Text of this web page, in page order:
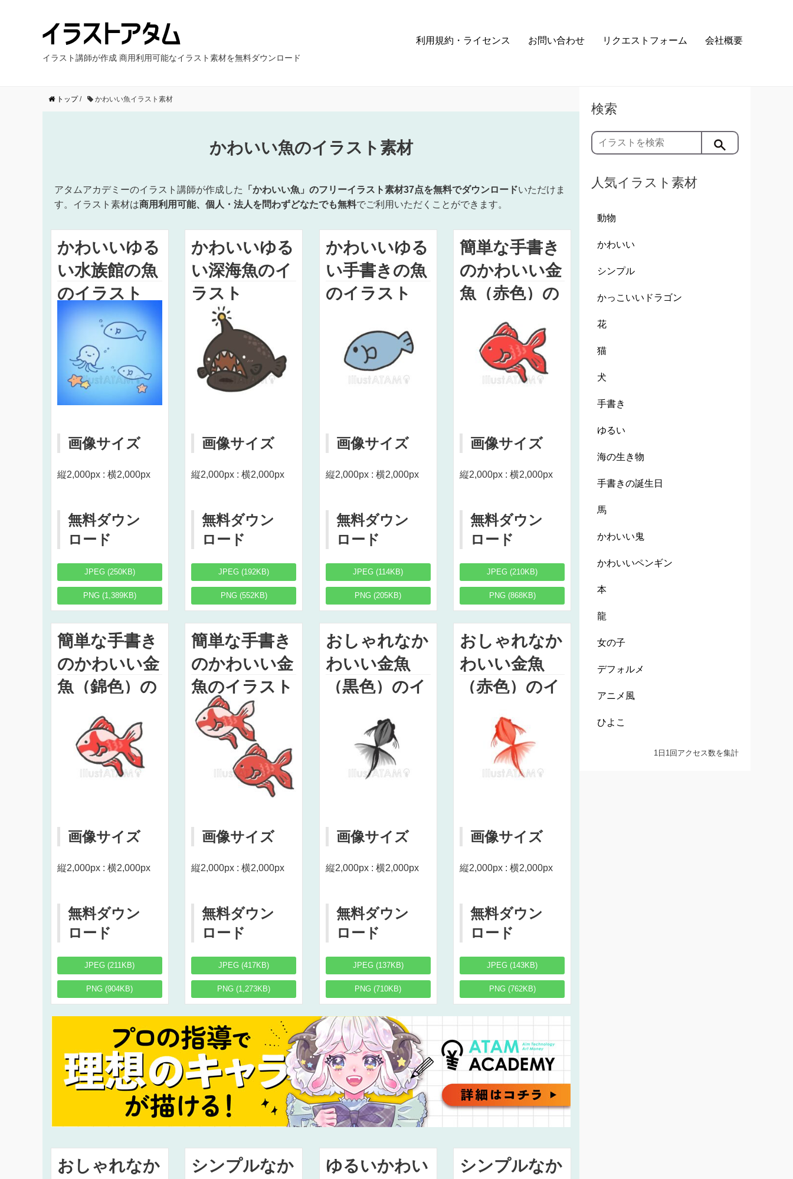
イラスト講師が作成 商用利用可能なイラスト素材を無料ダウンロード
利用規約・ライセンス お問い合わせ リクエストフォーム 会社概要
トップ/ かわいい魚イラスト素材
かわいい魚のイラスト素材
アタムアカデミーのイラスト講師が作成した 「かわいい魚」のフリーイラスト素材37点を無料でダウンロードいただけま
す。イラスト素材は商用利用可能、個人・法人を問わずどなたでも無料でご利用いただくことができます。
かわいいゆる
い水族館の魚
のイラスト
画像サイズ
縦2,000px : 横2,000px
無料ダウン
ロード
JPEG (250KB)
PNG (1,389KB)
かわいいゆる
い深海魚のイ
ラスト
画像サイズ
縦2,000px : 横2,000px
無料ダウン
ロード
JPEG (192KB)
PNG (552KB)
かわいいゆる
い手書きの魚
のイラスト
画像サイズ
縦2,000px : 横2,000px
無料ダウン
ロード
JPEG (114KB)
PNG (205KB)
簡単な手書き
のかわいい金
魚（赤色）の
画像サイズ
縦2,000px : 横2,000px
無料ダウン
ロード
JPEG (210KB)
PNG (868KB)
簡単な手書き
のかわいい金
魚（錦色）の
画像サイズ
縦2,000px : 横2,000px
無料ダウン
ロード
JPEG (211KB)
PNG (904KB)
簡単な手書き
のかわいい金
魚のイラスト
画像サイズ
縦2,000px : 横2,000px
無料ダウン
ロード
JPEG (417KB)
PNG (1,273KB)
おしゃれなか
わいい金魚
（黒色）のイ
画像サイズ
縦2,000px : 横2,000px
無料ダウン
ロード
JPEG (137KB)
PNG (710KB)
おしゃれなか
わいい金魚
（赤色）のイ
画像サイズ
縦2,000px : 横2,000px
無料ダウン
ロード
JPEG (143KB)
PNG (762KB)
おしゃれなか
シンプルなか
ゆるいかわい
シンプルなか
検索
人気イラスト素材
動物
かわいい
シンプル
かっこいいドラゴン
花
猫
犬
手書き
ゆるい
海の生き物
手書きの誕生日
馬
かわいい鬼
かわいいペンギン
本
龍
女の子
デフォルメ
アニメ風
ひよこ
1日1回アクセス数を集計